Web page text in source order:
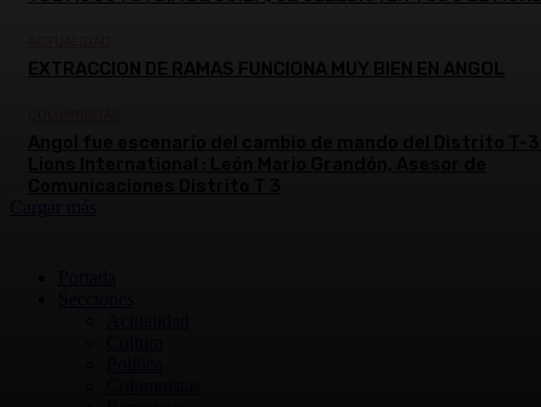
EXTRACCION DE RAMAS FUNCIONA MUY BIEN EN ANGOL